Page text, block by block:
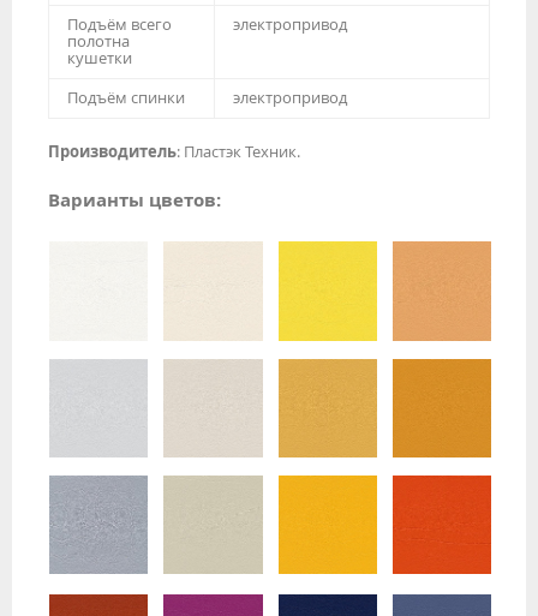
Подъём всего
полотна
кушетки
электропривод
Подъём спинки электропривод
Производитель: Пластэк Техник.
Варианты цветов: